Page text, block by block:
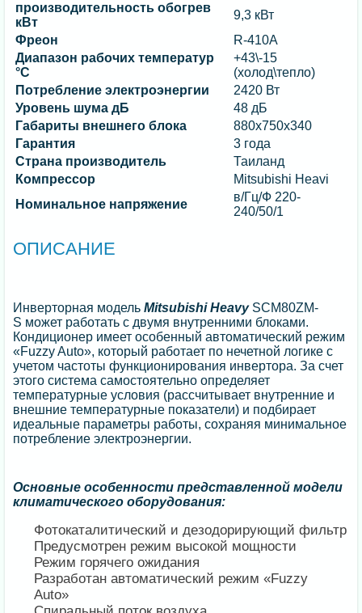
производительность обогрев
кВт
9,3 кВт
Фреон
R-410A
Диапазон рабочих температур
°C
+43\-15
(холод\тепло)
Потребление электроэнергии
2420 Вт
Уровень шума дБ
48 дБ
Габариты внешнего блока
880x750x340
Гарантия
3 года
Страна производитель
Таиланд
Компрессор
Mitsubishi Heavi
Номинальное напряжение
в/Гц/Ф 220-
240/50/1
ОПИСАНИЕ
Инверторная модельMitsubishi Heavy SCM80ZM-
S может работать с двумя внутренними блоками.
Кондиционер имеет особенный автоматический режим
«Fuzzy Auto», который работает по нечетной логике с
учетом частоты функционирования инвертора. За счет
этого система самостоятельно определяет
температурные условия (рассчитывает внутренние и
внешние температурные показатели) и подбирает
идеальные параметры работы, сохраняя минимальное
потребление электроэнергии.
Основные особенностипредставленной модели
климатического оборудования:
Фотокаталитический и дезодорирующий фильтр
Предусмотрен режим высокой мощности
Режим горячего ожидания
Разработан автоматический режим «Fuzzy
Auto»